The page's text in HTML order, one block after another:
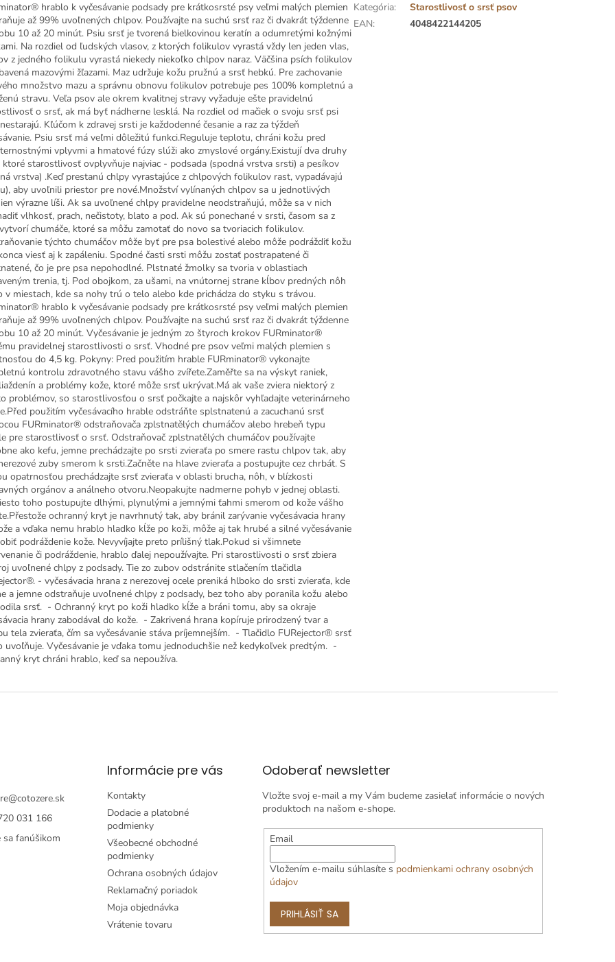
hrablo k vyčesávanie podsady pre krátkosrsté psy veľmi malých plemien
až 99% uvoľnených chlpov. Používajte na suchú srsť raz či dvakrát týždenne
10 až 20 minút. Psiu srsť je tvorená bielkovinou keratín a odumretými kožnými
Na rozdiel od ľudských vlasov, z ktorých folikulov vyrastá vždy len jeden vlas,
z jedného folikulu vyrastá niekedy niekoľko chlpov naraz. Väčšina psích folikulov
mazovými žľazami. Maz udržuje kožu pružnú a srsť hebkú. Pre zachovanie
množstvo mazu a správnu obnovu folikulov potrebuje pes 100% kompletnú a
stravu. Veľa psov ale okrem kvalitnej stravy vyžaduje ešte pravidelnú
o srsť, ak má byť nádherne lesklá. Na rozdiel od mačiek o svoju srsť psi
Kľúčom k zdravej srsti je každodenné česanie a raz za týždeň
Psiu srsť má veľmi dôležitú funkci.Reguluje teplotu, chráni kožu pred
vplyvmi a hmatové fúzy slúži ako zmyslové orgány.Existují dva druhy
ktoré starostlivosť ovplyvňuje najviac - podsada (spodná vrstva srsti) a pesíkov
vrstva) .Keď prestanú chlpy vyrastajúce z chlpových folikulov rast, vypadávajú
aby uvoľnili priestor pre nové.Množství vylínaných chlpov sa u jednotlivých
výrazne líši. Ak sa uvoľnené chlpy pravidelne neodstraňujú, môže sa v nich
vlhkosť, prach, nečistoty, blato a pod. Ak sú ponechané v srsti, časom sa z
chumáče, ktoré sa môžu zamotať do novo sa tvoriacich folikulov.
týchto chumáčov môže byť pre psa bolestivé alebo môže podráždiť kožu
viesť aj k zapáleniu. Spodné časti srsti môžu zostať postrapatené či
čo je pre psa nepohodlné. Plstnaté žmolky sa tvoria v oblastiach
trenia, tj. Pod obojkom, za ušami, na vnútornej strane kĺbov predných nôh
v miestach, kde sa nohy trú o telo alebo kde prichádza do styku s trávou.
hrablo k vyčesávanie podsady pre krátkosrsté psy veľmi malých plemien
až 99% uvoľnených chlpov. Používajte na suchú srsť raz či dvakrát týždenne
10 až 20 minút. Vyčesávanie je jedným zo štyroch krokov FURminator®
pravidelnej starostlivosti o srsť. Vhodné pre psov veľmi malých plemien s
do 4,5 kg. Pokyny: Pred použitím hrable FURminator® vykonajte
kontrolu zdravotného stavu vášho zvířete.Zaměřte sa na výskyt raniek,
a problémy kože, ktoré môže srsť ukrývat.Má ak vaše zviera niektorý z
problémov, so starostlivosťou o srsť počkajte a najskôr vyhľadajte veterinárneho
použitím vyčesávacího hrable odstráňte splstnatenú a zacuchanú srsť
FURminator® odstraňovača zplstnatělých chumáčov alebo hrebeň typu
pre starostlivosť o srsť. Odstraňovač zplstnatělých chumáčov používajte
ako kefu, jemne prechádzajte po srsti zvieraťa po smere rastu chlpov tak, aby
zuby smerom k srsti.Začněte na hlave zvieraťa a postupujte cez chrbát. S
opatrnosťou prechádzajte srsť zvieraťa v oblasti brucha, nôh, v blízkosti
orgánov a análneho otvoru.Neopakujte nadmerne pohyb v jednej oblasti.
toho postupujte dlhými, plynulými a jemnými ťahmi smerom od kože vášho
ochranný kryt je navrhnutý tak, aby bránil zarývanie vyčesávacia hrany
a vďaka nemu hrablo hladko kĺže po koži, môže aj tak hrubé a silné vyčesávanie
podráždenie kože. Nevyvíjajte preto prílišný tlak.Pokud si všimnete
či podráždenie, hrablo ďalej nepoužívajte. Pri starostlivosti o srsť zbiera
uvoľnené chlpy z podsady. Tie zo zubov odstránite stlačením tlačidla
- vyčesávacia hrana z nerezovej ocele preniká hlboko do srsti zvieraťa, kde
a jemne odstraňuje uvoľnené chlpy z podsady, bez toho aby poranila kožu alebo
srsť. - Ochranný kryt po koži hladko kĺže a bráni tomu, aby sa okraje
hrany zabodával do kože. - Zakrivená hrana kopíruje prirodzený tvar a
tela zvieraťa, čím sa vyčesávanie stáva príjemnejším. - Tlačidlo FURejector® srsť
uvoľňuje. Vyčesávanie je vďaka tomu jednoduchšie než kedykoľvek predtým. -
kryt chráni hrablo, keď sa nepoužíva.
Kategória:
Starostlivosť o srsť psov
EAN: 4048422144205
@cotozere.sk
031 166
sa fanúšikom
Informácie pre vás
Kontakty
Dodacie a platobné
podmienky
Všeobecné obchodné
podmienky
Ochrana osobných údajov
Reklamačný poriadok
Moja objednávka
Vrátenie tovaru
Odoberať newsletter
Vložte svoj e-mail a my Vám budeme zasielať informácie o nových
produktoch na našom e-shope.
Email
Vložením e-mailu súhlasíte s podmienkami ochrany osobných
údajov
PRIHLÁSIŤ SA